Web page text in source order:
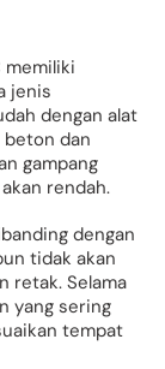
memiliki
jenis
dengan alat
dan
gampang
rendah.
dengan
tidak akan
retak. Selama
yang sering
tempat